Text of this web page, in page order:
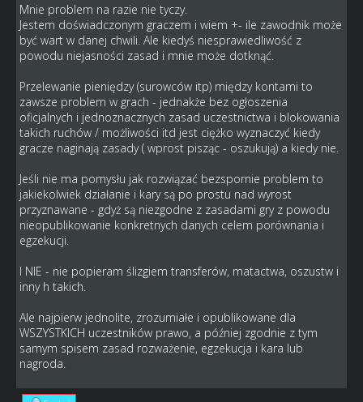
Mnie problem na razie nie tyczy.
Jestem doświadczonym graczem i wiem +- ile zawodnik może
być wart w danej chwili. Ale kiedyś niesprawiedliwość z
powodu niejasności zasad i mnie może dotknąć.
Przelewanie pieniędzy (surowców itp) między kontami to
zawsze problem w grach - jednakże bez ogłoszenia
oficjalnych i jednoznacznych zasad uczestnictwa i blokowania
takich ruchów / możliwości itd jest ciężko wyznaczyć kiedy
gracze naginają zasady ( wprost pisząc - oszukują) a kiedy nie.
Jeśli nie ma pomysłu jak rozwiązać bezspornie problem to
jakiekolwiek działanie i kary są po prostu nad wyrost
przyznawane - gdyż są niezgodne z zasadami gry z powodu
nieopublikowanie konkretnych danych celem porównania i
egzekucji.
I NIE - nie popieram ślizgiem transferów, matactwa, oszustw i
inny h takich.
Ale najpierw jednolite, zrozumiałe i opublikowane dla
WSZYSTKICH uczestników prawo, a później zgodnie z tym
samym spisem zasad rozważenie, egzekucja i kara lub
nagroda.